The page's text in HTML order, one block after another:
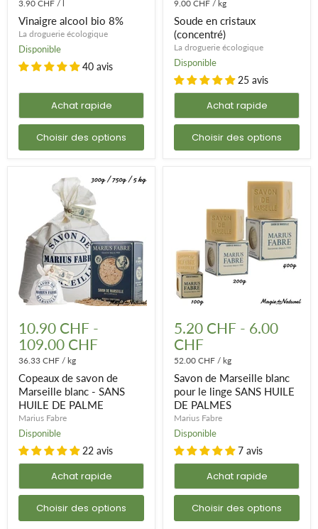
3.90 CHF / l
Vinaigre alcool bio 8%
La droguerie écologique
Disponible
40 avis
Achat rapide
Choisir des options
9.00 CHF / kg
Soude en cristaux
(concentré)
La droguerie écologique
Disponible
25 avis
Achat rapide
Choisir des options
de
savon
de
Marseille
blanc
SANS
HUILE
DE
PALME
10.90 CHF -
109.00 CHF
36.33 CHF / kg
Copeaux de savon de
Marseille blanc - SANS
HUILE DE PALME
Marius Fabre
Disponible
22 avis
Achat rapide
Choisir des options
de
Marseille
blanc
pour
le
linge
SANS
HUILE
DE
PALMES
5.20 CHF - 6.00
CHF
52.00 CHF / kg
Savon de Marseille blanc
pour le linge SANS HUILE
DE PALMES
Marius Fabre
Disponible
7 avis
Achat rapide
Choisir des options